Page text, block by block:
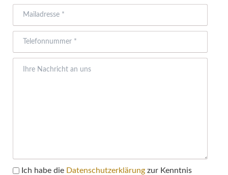
Pflichtfeld
Ich habe die Datenschutzerklärungzur Kenntnis